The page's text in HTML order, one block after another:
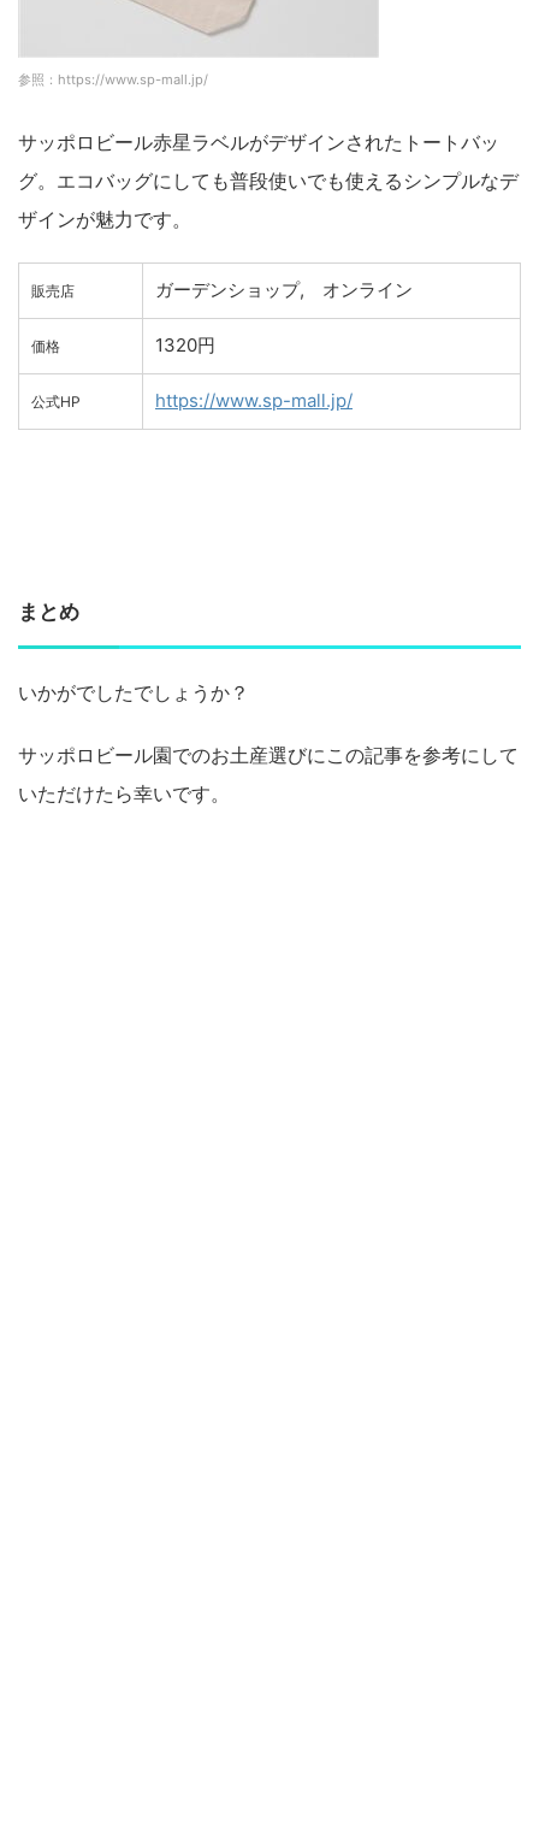
参照：https://www.sp-mall.jp/
サッポロビール赤星ラベルがデザインされたトートバッ
グ。エコバッグにしても普段使いでも使えるシンプルなデ
ザインが魅力です。
販売店 ガーデンショップ, オンライン
価格 1320円
公式HP https://www.sp-mall.jp/
まとめ
いかがでしたでしょうか？
サッポロビール園でのお土産選びにこの記事を参考にして
いただけたら幸いです。